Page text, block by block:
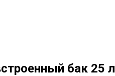
бак 25 л